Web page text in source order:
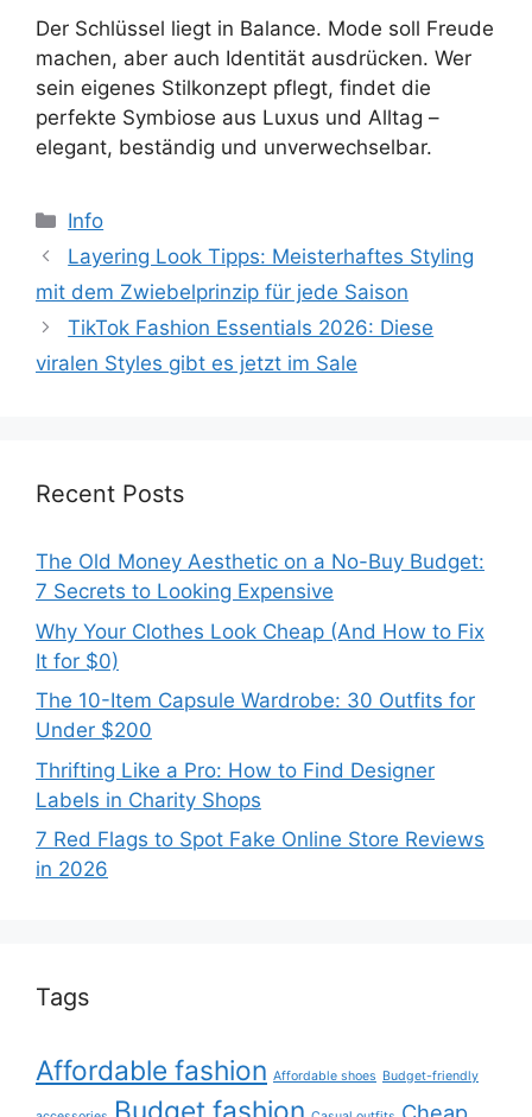
Der Schlüssel liegt in Balance. Mode soll Freude
machen, aber auch Identität ausdrücken. Wer
sein eigenes Stilkonzept pflegt, findet die
perfekte Symbiose aus Luxus und Alltag –
elegant, beständig und unverwechselbar.
Categories
Info
Layering Look Tipps: Meisterhaftes Styling
mit dem Zwiebelprinzip für jede Saison
TikTok Fashion Essentials 2026: Diese
viralen Styles gibt es jetzt im Sale
Recent Posts
The Old Money Aesthetic on a No-Buy Budget:
7 Secrets to Looking Expensive
Why Your Clothes Look Cheap (And How to Fix
It for $0)
The 10-Item Capsule Wardrobe: 30 Outfits for
Under $200
Thrifting Like a Pro: How to Find Designer
Labels in Charity Shops
7 Red Flags to Spot Fake Online Store Reviews
in 2026
Tags
Affordable fashion Affordable shoes Budget-friendly
Budget fashion